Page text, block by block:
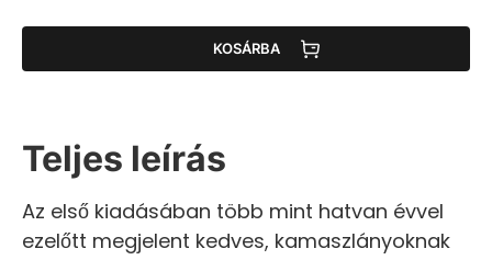
KOSÁRBA
Teljes leírás
Az első kiadásában több mint hatvan évvel
ezelőtt megjelent kedves, kamaszlányoknak